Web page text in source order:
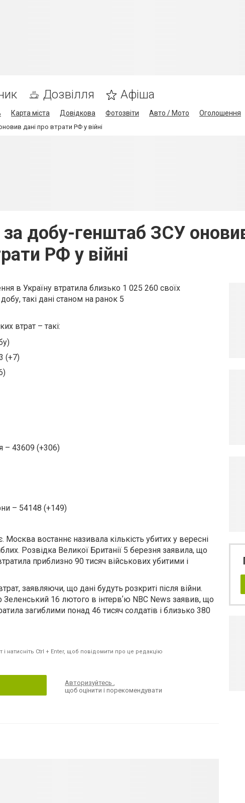
Дозвілля Афіша
Карта міста Довідкова Фотозвіти Авто / Мото Оголошення
дані про втрати РФ у війні
добу-генштаб ЗСУ
РФ у війні
в Україну втратила близько 1 025 260 своїх
такі дані станом на ранок 5
втрат – такі:
(+7)
– 43609 (+306)
– 54148 (+149)
Москва востаннє називала кількість убитих у вересні
Розвідка Великої Британії 5 березня заявила, що
приблизно 90 тисяч військових убитими і
заявляючи, що дані будуть розкриті після війни.
16 лютого в інтервʼю NBC News заявив, що
загиблими понад 46 тисяч солдатів і близько 380
натисніть Ctrl + Enter, щоб повідомити про це редакцію
Авторизуйтесь,
щоб оцінити і порекомендувати